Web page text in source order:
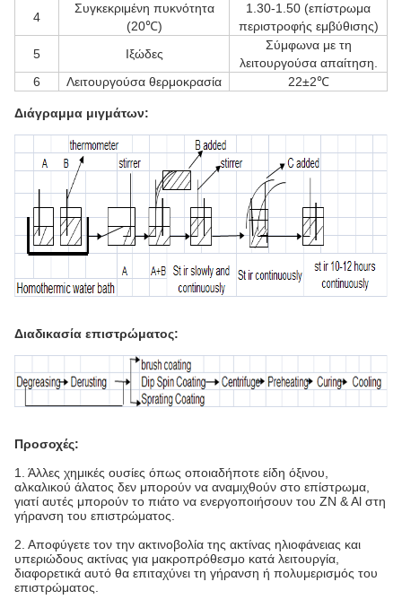
4
Συγκεκριμένη πυκνότητα
(20℃)
1.30-1.50 (επίστρωμα
περιστροφής εμβύθισης)
5
Ιξώδες
Σύμφωνα με τη
λειτουργούσα απαίτηση.
6
Λειτουργούσα θερμοκρασία 22±2℃
Διάγραμμα μιγμάτων:
Διαδικασία επιστρώματος:
Προσοχές:
1. Άλλες χημικές ουσίες όπως οποιαδήποτε είδη όξινου,
αλκαλικού άλατος δεν μπορούν να αναμιχθούν στο επίστρωμα,
γιατί αυτές μπορούν το πιάτο να ενεργοποιήσουν του ZN & Al στη
γήρανση του επιστρώματος.
2. Αποφύγετε τον την ακτινοβολία της ακτίνας ηλιοφάνειας και
υπεριώδους ακτίνας για μακροπρόθεσμο κατά λειτουργία,
διαφορετικά αυτό θα επιταχύνει τη γήρανση ή πολυμερισμός του
επιστρώματος.